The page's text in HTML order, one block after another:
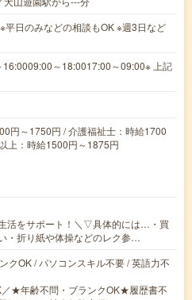
平日のみなどの相談もOK ※週3日など
16:0009:00～18:0017:00～09:00※ 上記
円～1750円 / 介護福祉士：時給1700
上：時給1500円～1875円
活をサポート！＼▽具体的には…・買
・折り紙や体操などのレク参…
クOK / パソコンスキル不要 / 英語力不
／★年齢不問・ブランクOK★履歴書不